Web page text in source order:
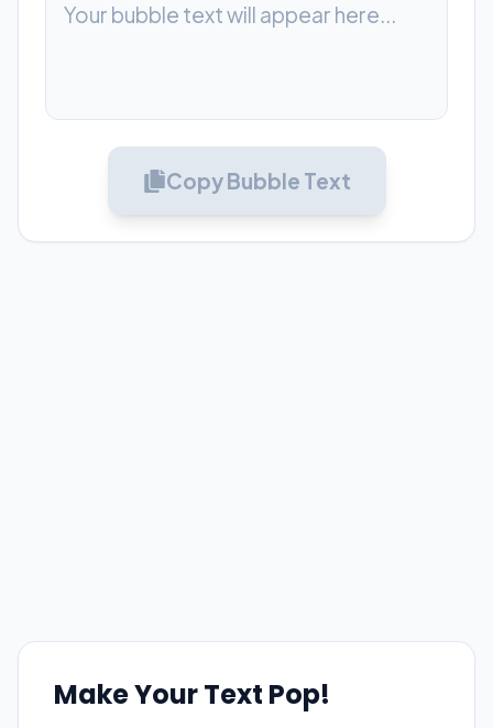
Your bubble text will appear here...
Copy Bubble Text
Make Your Text Pop!